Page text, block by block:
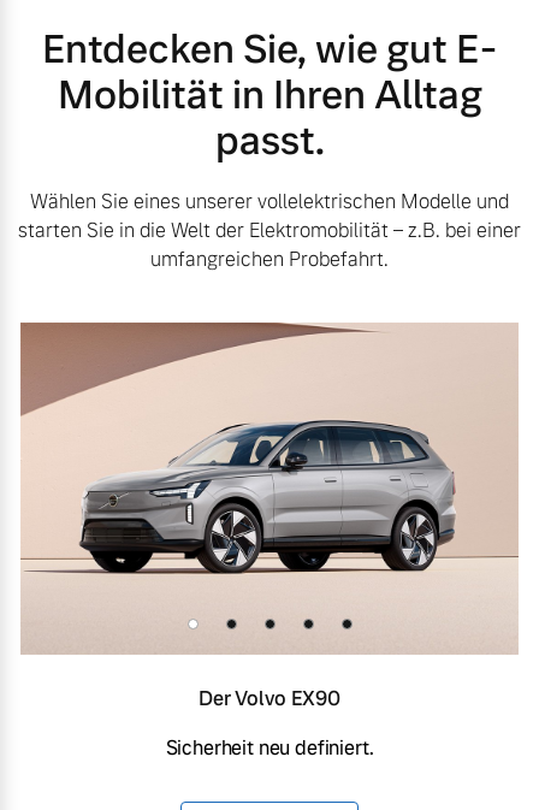
Entdecken Sie, wie gut E-
Mobilität in Ihren Alltag
passt.
Wählen Sie eines unserer vollelektrischen Modelle und
starten Sie in die Welt der Elektromobilität – z.B. bei einer
umfangreichen Probefahrt.
Der Volvo EX90
Sicherheit neu definiert.